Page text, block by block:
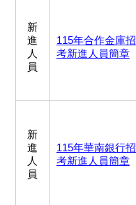
新
進
人
員
115年合作金庫招
考新進人員簡章
新
進
人
員
115年華南銀行招
考新進人員簡章